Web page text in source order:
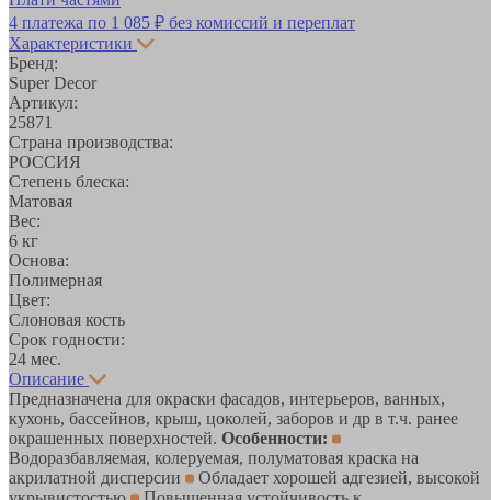
4 платежа по 1 085 ₽ без комиссий и переплат
Характеристики
Бренд:
Super Decor
Артикул:
25871
Страна производства:
РОССИЯ
Степень блеска:
Матовая
Вес:
6 кг
Основа:
Полимерная
Цвет:
Слоновая кость
Срок годности:
24 мес.
Описание
Предназначена для окраски фасадов, интерьеров, ванных,
кухонь, бассейнов, крыш, цоколей, заборов и др в т.ч. ранее
окрашенных поверхностей. Особенности:
Водоразбавляемая, колеруемая, полуматовая краска на
акрилатной дисперсии
Обладает хорошей адгезией, высокой